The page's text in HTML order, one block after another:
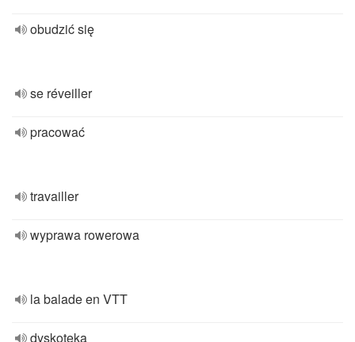
obudzić się
se réveiller
pracować
travailler
wyprawa rowerowa
la balade en VTT
dyskoteka